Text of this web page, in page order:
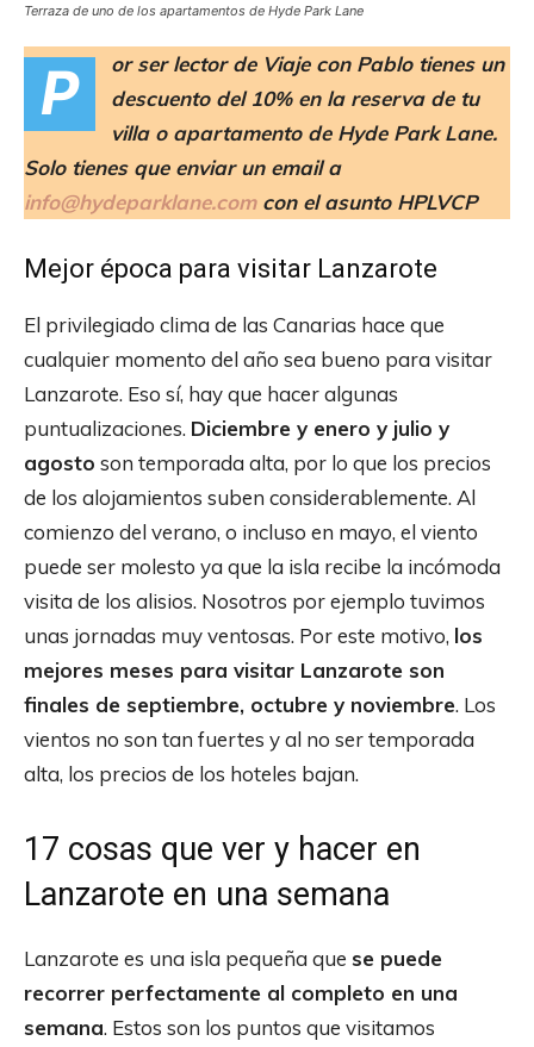
Terraza de uno de los apartamentos de Hyde Park Lane
P
or ser lector de Viaje con Pablo tienes un
descuento del 10% en la reserva de tu
villa o apartamento de Hyde Park Lane.
Solo tienes que enviar un email a
info@hydeparklane.comcon el asunto HPLVCP
Mejor época para visitar Lanzarote
El privilegiado clima de las Canarias hace que
cualquier momento del año sea bueno para visitar
Lanzarote. Eso sí, hay que hacer algunas
puntualizaciones. Diciembre y enero y julio y
agosto son temporada alta, por lo que los precios
de los alojamientos suben considerablemente. Al
comienzo del verano, o incluso en mayo, el viento
puede ser molesto ya que la isla recibe la incómoda
visita de los alisios. Nosotros por ejemplo tuvimos
unas jornadas muy ventosas. Por este motivo, los
mejores meses para visitar Lanzarote son
finales de septiembre, octubre y noviembre. Los
vientos no son tan fuertes y al no ser temporada
alta, los precios de los hoteles bajan.
17 cosas que ver y hacer en
Lanzarote en una semana
Lanzarote es una isla pequeña que se puede
recorrer perfectamente al completo en una
semana. Estos son los puntos que visitamos